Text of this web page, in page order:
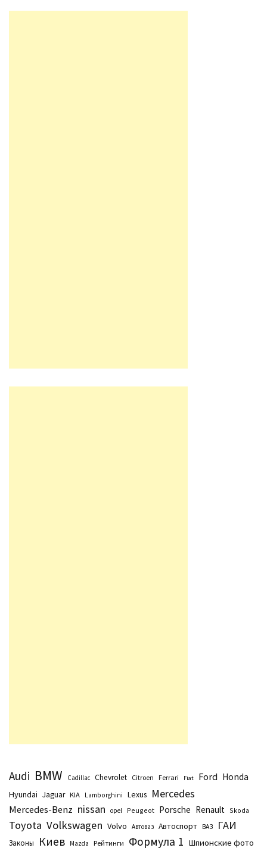
Audi BMW Cadillac Chevrolet Citroen Ferrari Fiat Ford Honda
Hyundai Jaguar KIA Lamborghini Lexus Mercedes
Mercedes-Benz nissan opel Peugeot Porsche Renault Skoda
Toyota Volkswagen Volvo Автоваз Автоспорт ВАЗ ГАИ
Законы Киев Маzda Рейтинги Формула 1 Шпионские фото